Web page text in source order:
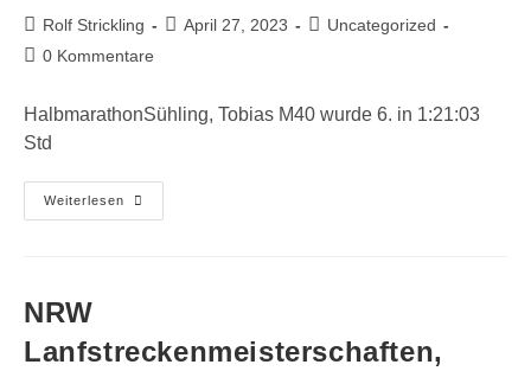
Beitrags-
Autor:
Rolf Strickling
Beitrag
April 27, 2023
Beitrags-
Uncategorized
Beitrags-
0 Kommentare
HalbmarathonSühling, Tobias M40 wurde 6. in 1:21:03
Std
Weiterlesen
Straßenlauf,
Bonn
NRW
Lanfstreckenmeisterschaften,